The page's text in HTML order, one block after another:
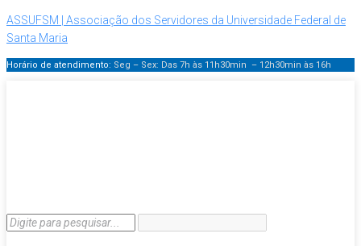
ASSUFSM | Associação dos Servidores da Universidade Federal de
Santa Maria
Horário de atendimento: Seg – Sex: Das 7h às 11h30min – 12h30min às 16h